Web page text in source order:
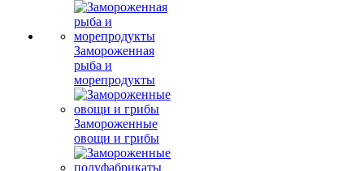
Замороженная
рыба и
морепродукты
Замороженные
овощи и грибы